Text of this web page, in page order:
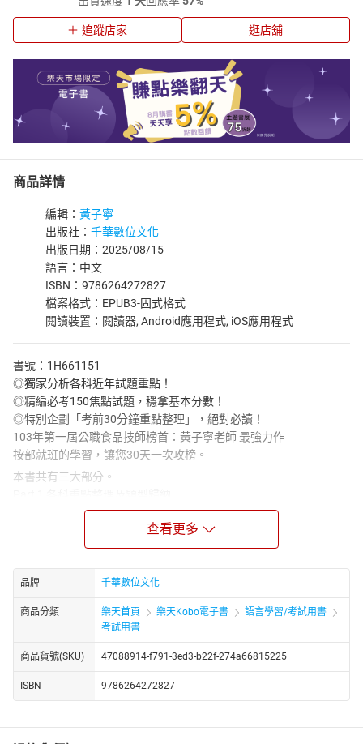
追蹤店家 逛店舖
商品詳情
編輯： 黃子寧
出版社： 千華數位文化
出版日期：2025/08/15
語言：中文
ISBN：9786264272827
檔案格式：EPUB3-固式格式
閱讀裝置：閱讀器, Android應用程式, iOS應用程式
書號：1H661151
◎獨家分析各科近年試題重點！
◎精編必考150焦點試題，穩拿基本分數！
◎特別企劃「考前30分鐘重點整理」，絕對必讀！
103年第一屆公職食品技師榜首：黃子寧老師 最強力作
按部就班的學習，讓您30天一次攻榜。
本書共有三大部分。
◎獨家分析食品技師各科近年試題，並將所有考試重點區分為基本
考古題、安全達標題及進攻公職題型，讀者可依個人需求來加強準
◎運用大量圖片，並以表格方式呈現考試重點。
◎劃出「常考重點、觀念」，重點一目了然。
Part 2精選150必考焦點試題
精心挑選六科必考試題，各科目25題，幫助您穩拿基本分數。食品
Part3最新試題
收錄食品技師最新試題，讓您熟悉考試趨勢。
範……，以及濃縮各科重點。便於考試前回想，幫助您增加信心，降
查看更多
品牌 千華數位文化
商品分類 樂天首頁 樂天Kobo電子書
語言學習/考試用書
考試用書
商品貨號(SKU) 47088914-f791-3ed3-b22f-274a66815225
ISBN 9786264272827